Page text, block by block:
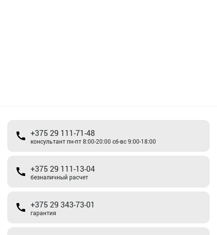
+375 29 111-71-48
консультант пн-пт 8:00-20:00 сб-вс 9:00-18:00
+375 29 111-13-04
безналичный расчет
+375 29 343-73-01
гарантия